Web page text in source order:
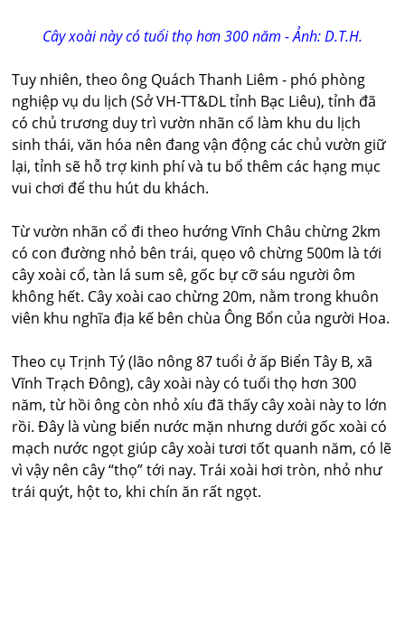
Cây xoài này có tuổi thọ hơn 300 năm - Ảnh: D.T.H.
Tuy nhiên, theo ông Quách Thanh Liêm - phó phòng
nghiệp vụ du lịch (Sở VH-TT&DL tỉnh Bạc Liêu), tỉnh đã
có chủ trương duy trì vườn nhãn cổ làm khu du lịch
sinh thái, văn hóa nên đang vận động các chủ vườn giữ
lại, tỉnh sẽ hỗ trợ kinh phí và tu bổ thêm các hạng mục
vui chơi để thu hút du khách.
Từ vườn nhãn cổ đi theo hướng Vĩnh Châu chừng 2km
có con đường nhỏ bên trái, quẹo vô chừng 500m là tới
cây xoài cổ, tàn lá sum sê, gốc bự cỡ sáu người ôm
không hết. Cây xoài cao chừng 20m, nằm trong khuôn
viên khu nghĩa địa kế bên chùa Ông Bổn của người Hoa.
Theo cụ Trịnh Tý (lão nông 87 tuổi ở ấp Biển Tây B, xã
Vĩnh Trạch Đông), cây xoài này có tuổi thọ hơn 300
năm, từ hồi ông còn nhỏ xíu đã thấy cây xoài này to lớn
rồi. Đây là vùng biển nước mặn nhưng dưới gốc xoài có
mạch nước ngọt giúp cây xoài tươi tốt quanh năm, có lẽ
vì vậy nên cây “thọ” tới nay. Trái xoài hơi tròn, nhỏ như
trái quýt, hột to, khi chín ăn rất ngọt.